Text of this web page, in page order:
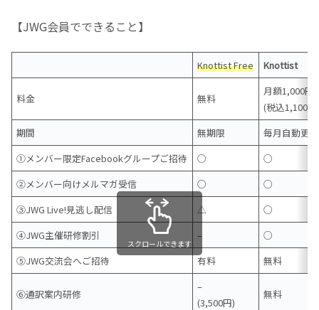
【JWG会員でできること】
Knottist Free Knottist
料金 無料
月額1,000円
(税込1,100
期間
無期限
毎月自動更新
①メンバー限定Facebookグループご招待
○
○
②メンバー向けメルマガ受信
○
○
③JWG Live!見逃し配信
△
○
④JWG主催研修割引
–
○
⑤JWG交流会へご招待
有料 無料
⑥通訳案内研修
–
(3,500円)
無料
スクロールできます